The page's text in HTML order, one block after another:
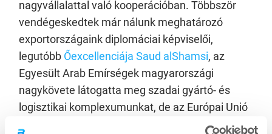
nagyvállalattal való kooperációban. Többször
vendégeskedtek már nálunk meghatározó
exportországaink diplomáciai képviselői,
legutóbb Őexcellenciája Saud alShamsi, az
Egyesült Arab Emírségek magyarországi
nagykövete látogatta meg szadai gyártó- és
logisztikai komplexumunkat, de az Európai Unió
versenyképességi, növekedési- és műszaki